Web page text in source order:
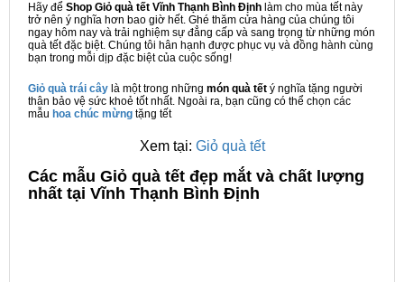
Hãy để Shop Giỏ quà tết Vĩnh Thạnh Bình Định làm cho mùa tết này
trở nên ý nghĩa hơn bao giờ hết. Ghé thăm cửa hàng của chúng tôi
ngay hôm nay và trải nghiệm sự đẳng cấp và sang trọng từ những món
quà tết đặc biệt. Chúng tôi hân hạnh được phục vụ và đồng hành cùng
bạn trong mỗi dịp đặc biệt của cuộc sống!
Giỏ quà trái cây là một trong những món quà tết ý nghĩa tặng người
thân bảo vệ sức khoẻ tốt nhất. Ngoài ra, bạn cũng có thể chọn các
mẫu hoa chúc mừng tặng tết
Xem tại: Giỏ quà tết
Các mẫu Giỏ quà tết đẹp mắt và chất lượng
nhất tại Vĩnh Thạnh Bình Định